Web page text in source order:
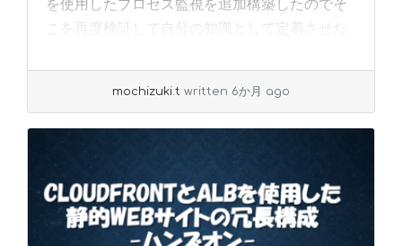
を使用したプロセス監視を追加構築したのでそ
こを再度検証して自分の知識として定着させた
mochizuki.t written 6か月 ago